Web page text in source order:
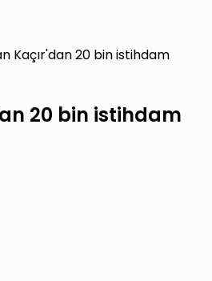
Kaçır'dan 20 bin istihdam
20 bin istihdam